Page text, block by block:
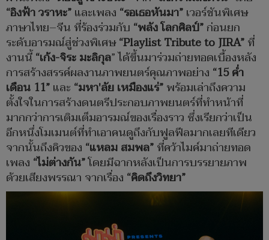
“อิงฟ้า วราหะ”และเพลง “รอเธอหันมา”เวอร์ชันพิเศษ
ภาษาไทย–จีน ที่ร้องร่วมกับ “พลัง โลกศิลป์”ก่อนยก
ระดับอารมณ์สู่ช่วงพิเศษ“Playlist Tribute to JIRA”ที่
งานนี้“เก้ง-จิระ มะลิกุล” ได้ขึ้นมาร่วมถ่ายทอดเบื้องหลัง
การสร้างสรรค์ผลงานภาพยนตร์คุณภาพอย่าง “15ค่ำ
เดือน 11”และ “มหา'ลัย เหมืองแร่”พร้อมเล่าถึงความ
ตั้งใจในการสร้างดนตรีประกอบภาพยนตร์ที่ทำหน้าที่
มากกว่าการเติมเต็มอารมณ์ของเรื่องราว ซึ่งเรียกว่าเป็น
อีกหนึ่งโมเมนต์ที่ทำเอาคนดูถึงกับฟูลฟีลมากเลยทีเดียว
จากนั้นถึงคิวของ “แหลม สมพล”ที่คว้าไมค์มาถ่ายทอด
เพลง “ไม่ต่างกัน”โดยมีฉากหลังเป็นการบรรยายภาพ
ด้วยเสียงพรรณา จากเรื่อง “คิดถึงวิทยา”